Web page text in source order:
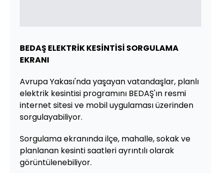
BEDAŞ ELEKTRİK KESİNTİSİ SORGULAMA
EKRANI
Avrupa Yakası'nda yaşayan vatandaşlar, planlı
elektrik kesintisi programını BEDAŞ'ın resmi
internet sitesi ve mobil uygulaması üzerinden
sorgulayabiliyor.
Sorgulama ekranında ilçe, mahalle, sokak ve
planlanan kesinti saatleri ayrıntılı olarak
görüntülenebiliyor.